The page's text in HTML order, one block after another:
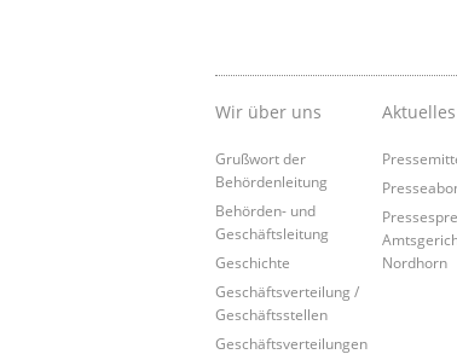
Wir über uns
Grußwort der
Behördenleitung
Behörden- und
Geschäftsleitung
Geschichte
Geschäftsverteilung /
Geschäftsstellen
Geschäftsverteilungen
Aktuelles
Nordhorn